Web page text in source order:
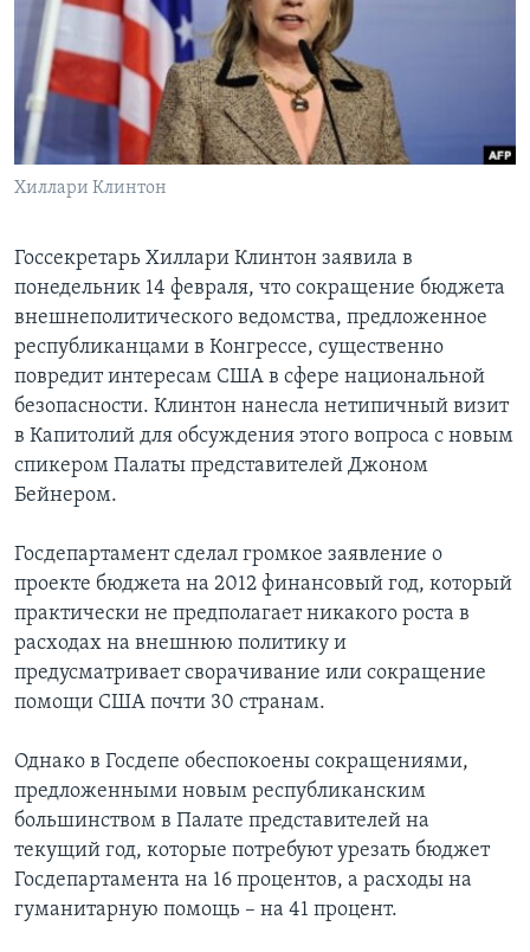
Learning English
СОЦИАЛЬНЫЕ СЕТИ
Хиллари Клинтон
Госсекретарь Хиллари Клинтон заявила в
понедельник 14 февраля, что сокращение бюджета
внешнеполитического ведомства, предложенное
республиканцами в Конгрессе, существенно
повредит интересам США в сфере национальной
безопасности. Клинтон нанесла нетипичный визит
в Капитолий для обсуждения этого вопроса с новым
спикером Палаты представителей Джоном
Бейнером.
Госдепартамент сделал громкое заявление о
проекте бюджета на 2012 финансовый год, который
практически не предполагает никакого роста в
расходах на внешнюю политику и
предусматривает сворачивание или сокращение
помощи США почти 30 странам.
Однако в Госдепе обеспокоены сокращениями,
предложенными новым республиканским
большинством в Палате представителей на
текущий год, которые потребуют урезать бюджет
Госдепартамента на 16 процентов, а расходы на
гуманитарную помощь – на 41 процент.